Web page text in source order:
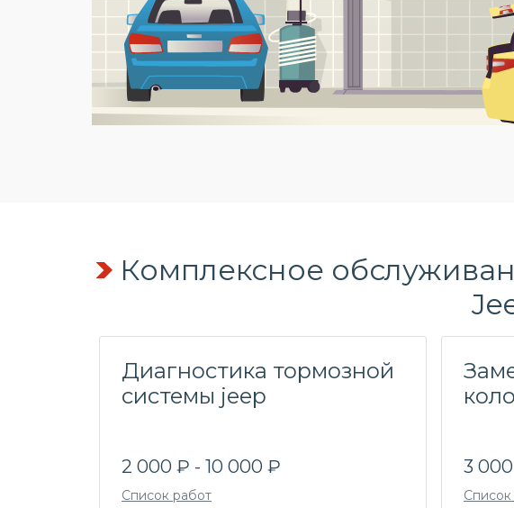
Комплексное
Диагностика тормозной
системы jeep
2 000 ₽ - 10 000 ₽
Список работ
3